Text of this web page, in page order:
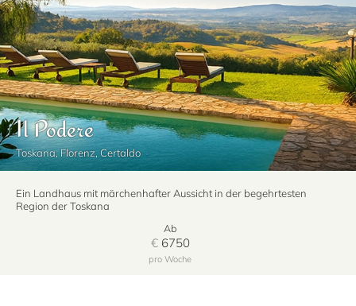
Il Podere
Toskana, Florenz, Certaldo
Ein Landhaus mit märchenhafter Aussicht in der begehrtesten
Region der Toskana
Ab
€6750
pro Woche